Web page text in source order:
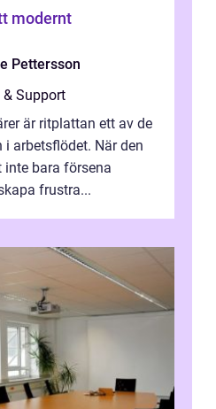
modernt
Pettersson
Support
är ritplattan ett av de
arbetsflödet. När den
inte bara försena
frustra...